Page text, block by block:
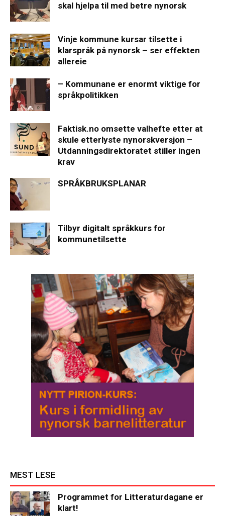
skal hjelpa til med betre nynorsk
Vinje kommune kursar tilsette i
klarspråk på nynorsk – ser effekten
allereie
– Kommunane er enormt viktige for
språkpolitikken
Faktisk.no omsette valhefte etter at
skule etterlyste nynorskversjon –
Utdanningsdirektoratet stiller ingen
krav
SPRÅKBRUKSPLANAR
Tilbyr digitalt språkkurs for
kommunetilsette
MEST LESE
Programmet for Litteraturdagane er
klart!